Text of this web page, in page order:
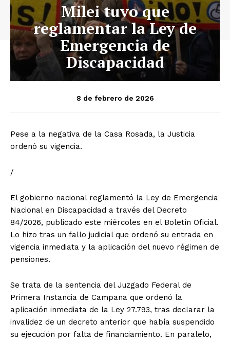
Milei tuvo que
reglamentar la Ley de
Emergencia de
Discapacidad
8 de febrero de 2026
Pese a la negativa de la Casa Rosada, la Justicia
ordenó su vigencia.
/
El gobierno nacional reglamentó la Ley de Emergencia
Nacional en Discapacidad a través del Decreto
84/2026, publicado este miércoles en el Boletín Oficial.
Lo hizo tras un fallo judicial que ordenó su entrada en
vigencia inmediata y la aplicación del nuevo régimen de
pensiones.
Se trata de la sentencia del Juzgado Federal de
Primera Instancia de Campana que ordenó la
aplicación inmediata de la Ley 27.793, tras declarar la
invalidez de un decreto anterior que había suspendido
su ejecución por falta de financiamiento. En paralelo,